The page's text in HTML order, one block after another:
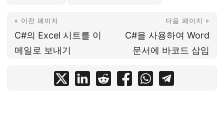
« 이전 페이지
C#의 Excel 시트를 이
메일로 보내기
다음 페이지 »
C#을 사용하여 Word
문서에 바코드 삽입